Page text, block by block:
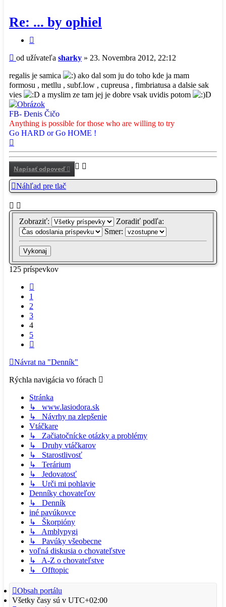
Re: ... by ophiel
Príspevok
od užívateľa sharky » 23. Novembra 2012, 22:12
regalis je samica
ako dal som ju do toho kde ja mam
formosu , metllu , subf.low , cupreusa , fimbriatusa a dalsie sak
vies
a myslim ze tam jej je dobre vsak uvidis potom D
FB- Đenis Čičo
Anything is possible for those who are willing to try
Go HARD or Go HOME !
Napísať odpoveď
Náhľad pre tlač
Zobraziť:
Zoradiť podľa:
Smer:
125 príspevkov
1
2
3
4
5
Návrat na "Denník"
Rýchla navigácia vo fórach
Stránka
↳ www.lasiodora.sk
↳ Návrhy na zlepšenie
Vtáčkare
↳ Začiatočnícke otázky a problémy
↳ Druhy vtáčkarov
↳ Starostlivosť
↳ Terárium
↳ Jedovatosť
↳ Urči mi pohlavie
Denníky chovateľov
↳ Denník
iné pavúkovce
↳ Škorpióny
↳ Amblypygi
↳ Pavúky všeobecne
voľná diskusia o chovateľstve
↳ A-Z o chovateľstve
↳ Offtopic
Obsah portálu
Všetky časy sú v UTC+02:00